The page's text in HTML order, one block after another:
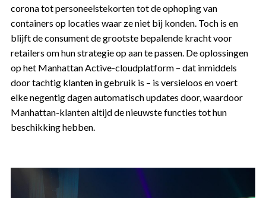
corona tot personeelstekorten tot de ophoping van
containers op locaties waar ze niet bij konden. Toch is en
blijft de consument de grootste bepalende kracht voor
retailers om hun strategie op aan te passen. De oplossingen
op het Manhattan Active-cloudplatform – dat inmiddels
door tachtig klanten in gebruik is – is versieloos en voert
elke negentig dagen automatisch updates door, waardoor
Manhattan-klanten altijd de nieuwste functies tot hun
beschikking hebben.